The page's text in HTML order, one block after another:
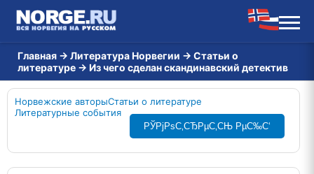
Главная → Литература Норвегии → Статьи о
литературе → Из чего сделан скандинавский детектив
Норвежские авторыСтатьи о литературе
Литературные события
РЎРјРѕС‚СЂРµС‚СЊ РµС‰С‘